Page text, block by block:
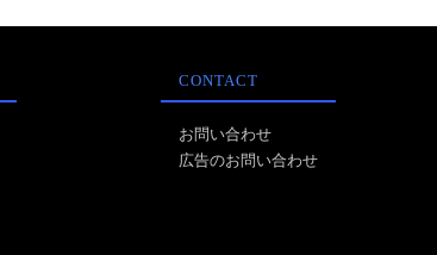
CONTACT
お問い合わせ
広告のお問い合わせ